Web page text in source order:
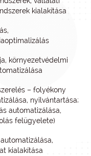
kialakítása
környezetvédelmi
– folyékony
nyilvántartása;
automatizálása,
felügyelete)
kialakítása